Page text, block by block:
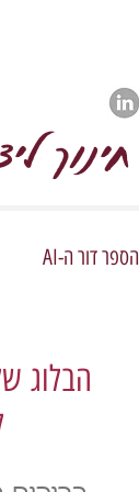
חינוך
הספר דור ה-AI
הבלוג